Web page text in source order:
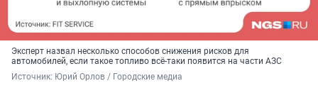
Эксперт назвал несколько способов снижения рисков для
автомобилей, если такое топливо всё-таки появится на части АЗС
Источник: Юрий Орлов / Городские медиа